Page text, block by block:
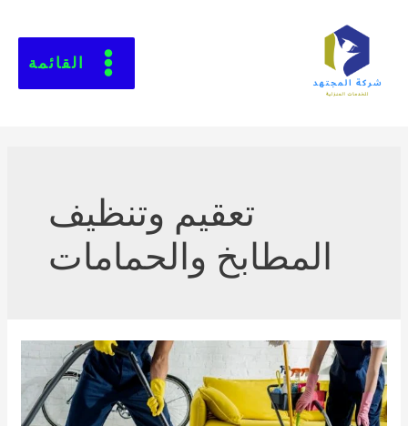
القائمة
تعقيم وتنظيف
المطابخ والحمامات